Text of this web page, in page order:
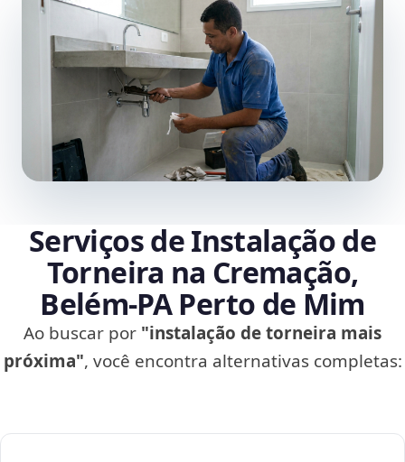
Serviços de Instalação de
Torneira na Cremação,
Belém‑PA Perto de Mim
Ao buscar por "instalação de torneira mais
próxima", você encontra alternativas completas: